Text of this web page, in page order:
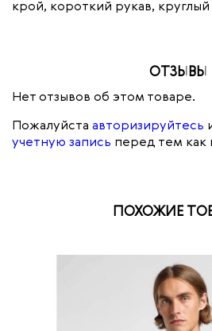
крой, короткий рукав,
ОТЗЫВЫ
Нет отзывов об этом товаре.
Пожалуйста авторизируйтесь
учетную запись перед тем как
ПОХОЖИЕ